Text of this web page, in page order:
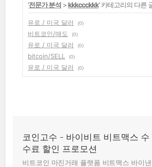
'전문가 분석 > kkkccckkk' 카테고리의 다른
유로 / 미국 달러 (0)
비트코인/매도
(0)
유로 / 미국 달러
(0)
bitcoin/SELL
(0)
유로 / 미국 달러
(0)
코인고수 - 바이비트 비트맥스 수
수료 할인 프로모션
비트코인 마진거래 플랫폼 비트맥스 바이낸